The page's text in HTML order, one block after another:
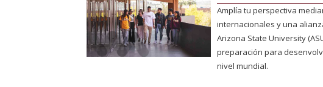
Amplía tu perspectiva
internacionales y una
Arizona State University
preparación para
nivel mundial.